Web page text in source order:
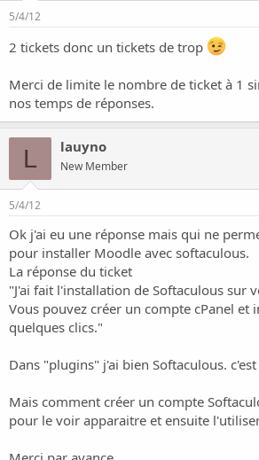
5/4/12
2 tickets donc un tickets de trop
Merci de limite le nombre de ticket à 1
nos temps de réponses.
L lauyno
New Member
5/4/12
Ok j'ai eu une réponse mais qui ne
pour installer Moodle avec softaculous.
La réponse du ticket
"J'ai fait l'installation de Softaculous sur
Vous pouvez créer un compte cPanel et
quelques clics."
Dans "plugins" j'ai bien Softaculous.
Mais comment créer un compte
pour le voir apparaitre et ensuite